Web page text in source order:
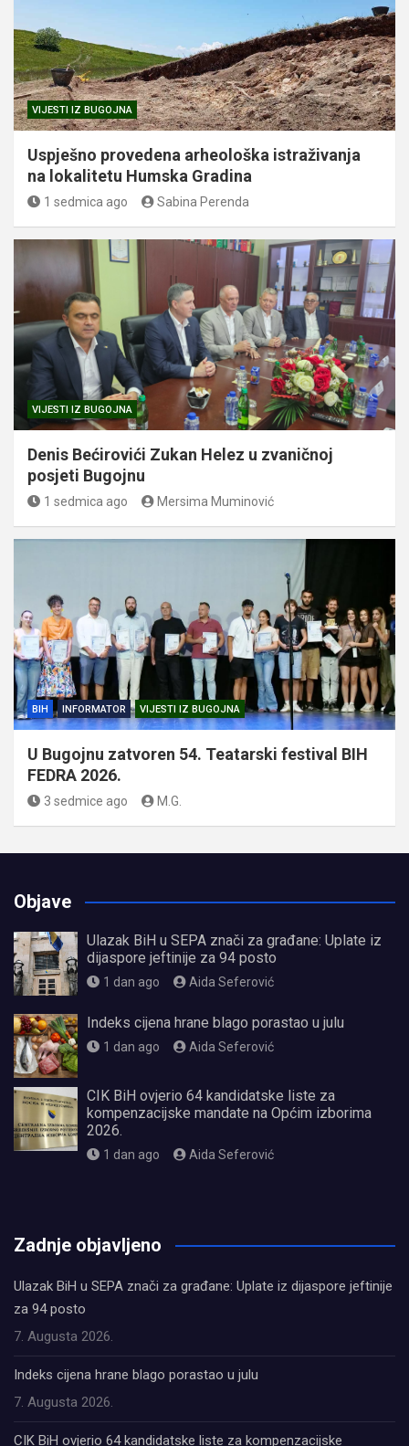
VIJESTI IZ BUGOJNA
Uspješno provedena arheološka istraživanja
na lokalitetu Humska Gradina
1 sedmica ago Sabina Perenda
VIJESTI IZ BUGOJNA
Denis Bećirovići Zukan Helez u zvaničnoj
posjeti Bugojnu
1 sedmica ago Mersima Muminović
BIH INFORMATOR VIJESTI IZ BUGOJNA
U Bugojnu zatvoren 54. Teatarski festival BIH
FEDRA 2026.
3 sedmice ago M.G.
Objave
Ulazak BiH u SEPA znači za građane: Uplate iz
dijaspore jeftinije za 94 posto
1 dan ago Aida Seferović
Indeks cijena hrane blago porastao u julu
1 dan ago Aida Seferović
CIK BiH ovjerio 64 kandidatske liste za
kompenzacijske mandate na Općim izborima
2026.
1 dan ago Aida Seferović
Zadnje objavljeno
Ulazak BiH u SEPA znači za građane: Uplate iz dijaspore jeftinije
za 94 posto
7. Augusta 2026.
Indeks cijena hrane blago porastao u julu
7. Augusta 2026.
CIK BiH ovjerio 64 kandidatske liste za kompenzacijske